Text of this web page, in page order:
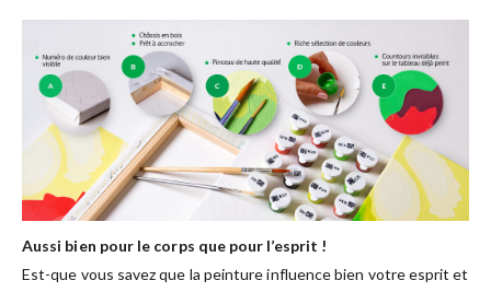
Aussi bien pour le corps que pour l’esprit !
Est-que vous savez que la peinture influence bien votre esprit et